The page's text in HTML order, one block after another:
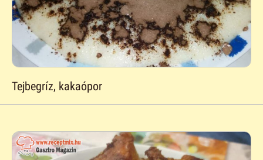
Tejbegríz, kakaópor